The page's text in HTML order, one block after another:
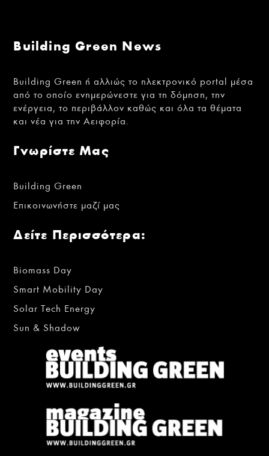
Building Green News
Building Green ή αλλιώς το ηλεκτρονικό portal μέσα
από το οποίο ενημερώνεστε για τη δόμηση, την
ενέργεια, το περιβάλλον καθώς και όλα τα θέματα
και νέα για την Αειφορία.
Γνωρίστε Μας
Building Green
Επικοινωνήστε μαζί μας
Δείτε Περισσότερα:
Biomass Day
Smart Mobility Day
Solar Tech Energy
Sun & Shadow